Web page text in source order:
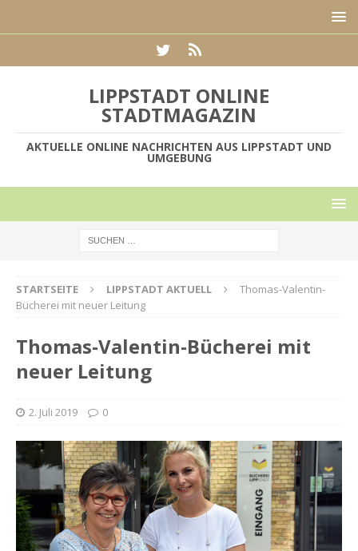
LIPPSTADT ONLINE
STADTMAGAZIN
AKTUELLE ONLINE NACHRICHTEN AUS LIPPSTADT UND
UMGEBUNG
STARTSEITE LIPPSTADT AKTUELL
Thomas-Valentin-
Bücherei mit neuer Leitung
Thomas-Valentin-Bücherei mit
neuer Leitung
2. Juli 2019 0